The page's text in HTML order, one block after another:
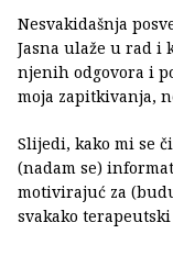
Nesvakidašnja
Jasna ulaže u rad i
njenih odgovora i
moja zapitkivanja,
Slijedi, kako mi se
(nadam se)
motivirajuć za
svakako terapeutski